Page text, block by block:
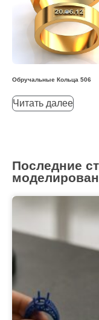
Обручальные Кольца 506
Читать далее
Последние